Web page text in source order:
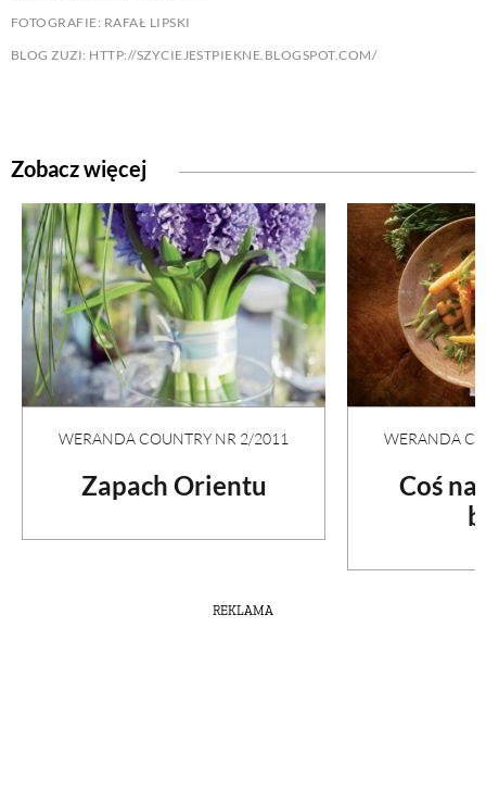
FOTOGRAFIE: RAFAŁ LIPSKI
BLOG ZUZI: HTTP://SZYCIEJESTPIEKNE.BLOGSPOT.COM/
Zobacz więcej
WERANDA COUNTRY NR 2/2011
Zapach Orientu
WERANDA
Coś
REKLAMA